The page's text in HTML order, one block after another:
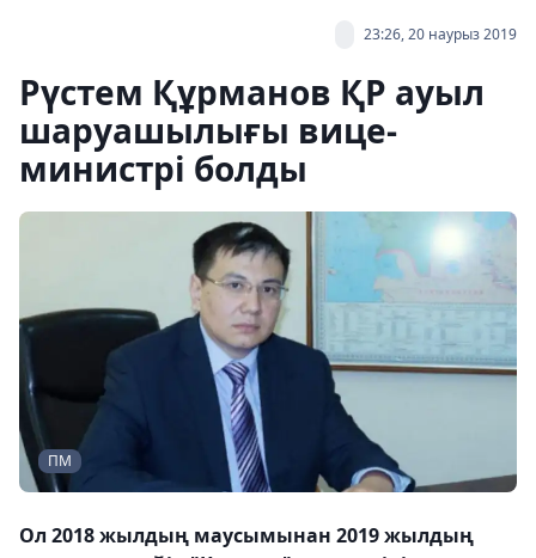
23:26, 20 наурыз 2019
Рүстем Құрманов ҚР ауыл
шаруашылығы вице-
министрі болды
ПМ
Ол 2018 жылдың маусымынан 2019 жылдың